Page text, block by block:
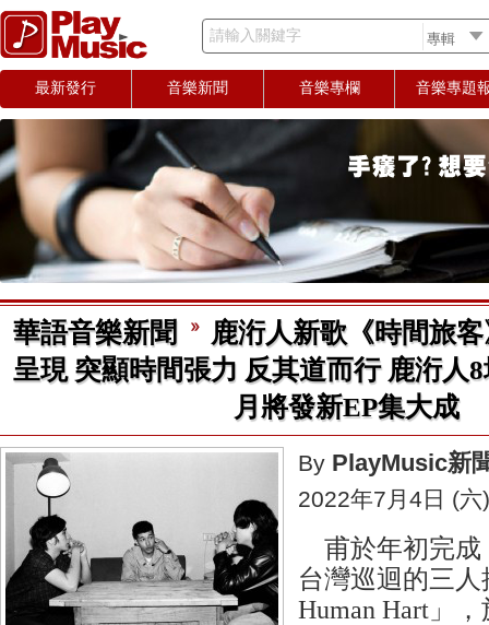
請輸入關鍵字
最新發行 音樂新聞 音樂專欄 音樂專題
華語音樂新聞
鹿洐人新歌《時間旅
呈現 突顯時間張力 反其道而行 鹿洐人
月將發新EP集大成
By PlayMusic新
2022年7月4日 (六)
甫於年初完成
台灣巡迴的三
Human Hart」